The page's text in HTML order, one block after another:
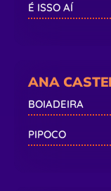
É ISSO AÍ
ANA
BOIADEIRA
PIPOCO